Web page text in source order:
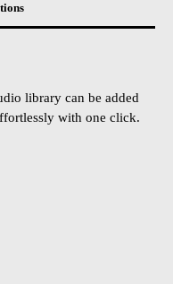
library can be added
with one click.